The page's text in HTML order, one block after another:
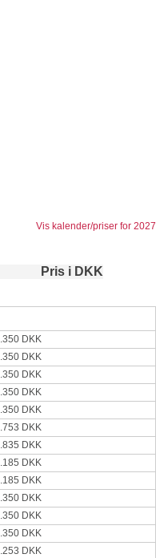
Vis kalender/priser for 2027
Pris i DKK
DKK
DKK
DKK
DKK
DKK
DKK
DKK
DKK
DKK
DKK
DKK
DKK
DKK